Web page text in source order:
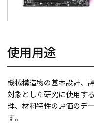
使用用途
機械構造物の基本設計、
対象とした研究に使用す
理、材料特性の評価のデ
す。